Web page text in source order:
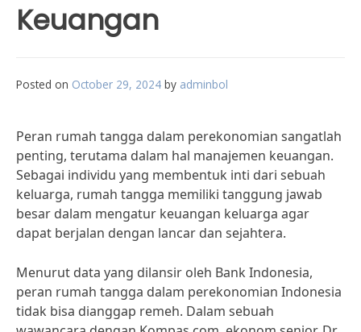
Keuangan
Posted on October 29, 2024 by adminbol
Peran rumah tangga dalam perekonomian sangatlah
penting, terutama dalam hal manajemen keuangan.
Sebagai individu yang membentuk inti dari sebuah
keluarga, rumah tangga memiliki tanggung jawab
besar dalam mengatur keuangan keluarga agar
dapat berjalan dengan lancar dan sejahtera.
Menurut data yang dilansir oleh Bank Indonesia,
peran rumah tangga dalam perekonomian Indonesia
tidak bisa dianggap remeh. Dalam sebuah